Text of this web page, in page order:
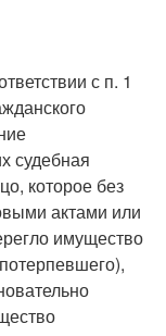
с п. 1
судебная
которое без
актами или
имущество